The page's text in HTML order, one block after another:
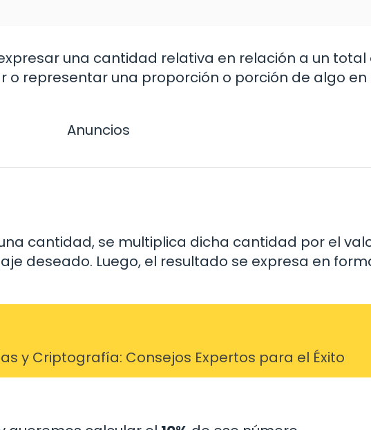
una cantidad relativa en relación a un total
o representar una proporción o porción de algo en
Anuncios
cantidad, se multiplica dicha cantidad por el
deseado. Luego, el resultado se expresa en
y Criptografía: Consejos Expertos para el Éxito